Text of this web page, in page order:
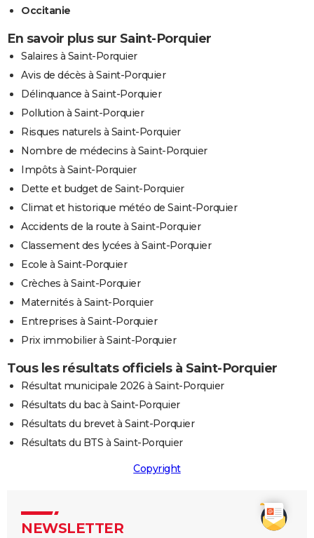
Occitanie
En savoir plus sur Saint-Porquier
Salaires à Saint-Porquier
Avis de décès à Saint-Porquier
Délinquance à Saint-Porquier
Pollution à Saint-Porquier
Risques naturels à Saint-Porquier
Nombre de médecins à Saint-Porquier
Impôts à Saint-Porquier
Dette et budget de Saint-Porquier
Climat et historique météo de Saint-Porquier
Accidents de la route à Saint-Porquier
Classement des lycées à Saint-Porquier
Ecole à Saint-Porquier
Crèches à Saint-Porquier
Maternités à Saint-Porquier
Entreprises à Saint-Porquier
Prix immobilier à Saint-Porquier
Tous les résultats officiels à Saint-Porquier
Résultat municipale 2026 à Saint-Porquier
Résultats du bac à Saint-Porquier
Résultats du brevet à Saint-Porquier
Résultats du BTS à Saint-Porquier
Copyright
NEWSLETTER